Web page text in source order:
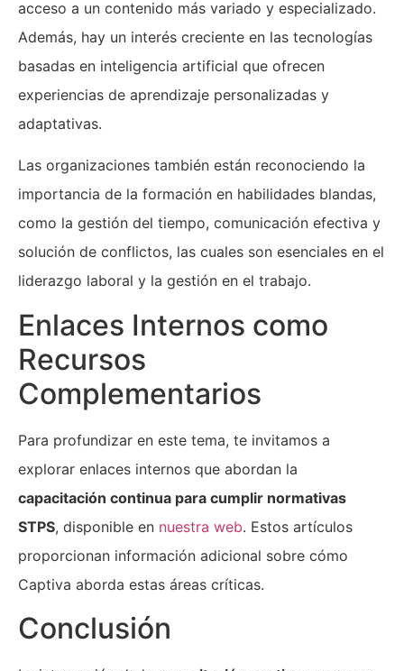
acceso a un contenido más variado y especializado.
Además, hay un interés creciente en las tecnologías
basadas en inteligencia artificial que ofrecen
experiencias de aprendizaje personalizadas y
adaptativas.
Las organizaciones también están reconociendo la
importancia de la formación en habilidades blandas,
como la gestión del tiempo, comunicación efectiva y
solución de conflictos, las cuales son esenciales en el
liderazgo laboral y la gestión en el trabajo.
Enlaces Internos como
Recursos
Complementarios
Para profundizar en este tema, te invitamos a
explorar enlaces internos que abordan la
capacitación continua para cumplir normativas
STPS, disponible en nuestra web. Estos artículos
proporcionan información adicional sobre cómo
Captiva aborda estas áreas críticas.
Conclusión